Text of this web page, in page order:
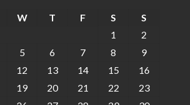
W T F S
S
1
2
5 6 7 8
9
12 13 14 15
16
19 20 21 22
23